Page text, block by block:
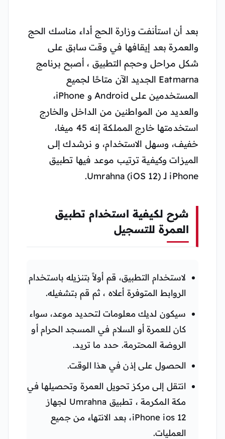
بعد أن استأنفت وزارة الحج أداء مناسك الحج
والعمرة بعد إيقافها في وقت سابق على
شكل مراحل وحجم التطبيق ، أصبح برنامج
Eatmarna الجديد الآن متاحًا لجميع
المستخدمين على Android و iPhone،
والعديد من المواطنين من الداخل والخارج
استخدمتها خارج المملكة إنه 45 ميغا،
خفيف، وسهل الاستخدام، و نرشدك إلى
الميزات وكيفية ترتيب موعد فيها تطبيق
iPhone لـ Umrahna (iOS 12).
شرح لكيفية استخدام تطبيق
العمرة للتسجيل
لاستخدام التطبيق، قم أولاً بتنزيله باستخدام
الروابط المتوفرة أعلاه ، ثم قم بتشغيله.
سيكون لديك معلومات لتحديد موعد، سواء
كان للعمرة أو السلام في المسجد الحرام أو
الروضة المحترمة. حدد ما تريد.
الحصول على إذن في هذا الوقت.
انتقل إلى مركز تحويل العمرة وتحصيلها في
مكة المكرمة ، تطبيق Umrahna لجهاز
iPhone ios 12، بعد الانتهاء من جميع
العمليات.